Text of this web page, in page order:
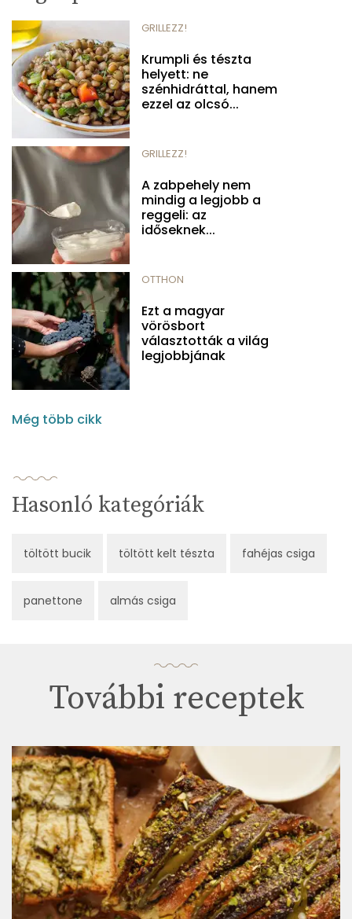
GRILLEZZ!
Krumpli és tészta
helyett: ne
szénhidráttal, hanem
ezzel az olcsó...
GRILLEZZ!
A zabpehely nem
mindig a legjobb a
reggeli: az
időseknek...
OTTHON
Ezt a magyar
vörösbort
választották a világ
legjobbjának
Még több cikk
Hasonló kategóriák
töltött bucik töltött kelt tészta fahéjas csiga
panettone almás csiga
További receptek